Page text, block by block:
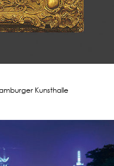
Kunsthalle